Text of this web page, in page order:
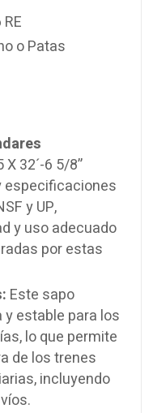
o Patas
X 32´-6 5/8”
especificaciones
y UP,
y uso adecuado
por estas
Este sapo
estable para los
lo que permite
de los trenes
incluyendo